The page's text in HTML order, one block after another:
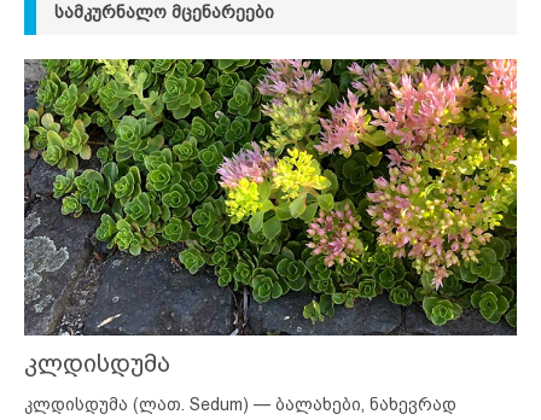
ᲡᲐᲛᲙᲣᲠᲜᲐᲚᲝ ᲛᲪᲔᲜᲐᲠᲔᲔᲑᲘ
კლდისდუმა
კლდისდუმა (ლათ. Sedum) — ბალახები, ნახევრად